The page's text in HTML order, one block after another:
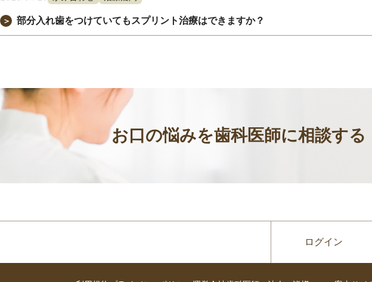
＞ 部分入れ歯をつけていてもスプリント治療はできますか？
お口の悩みを歯科医師に相談する
ログイン